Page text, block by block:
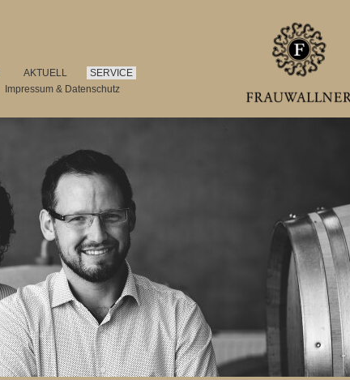
AKTUELL
SERVICE
Impressum & Datenschutz